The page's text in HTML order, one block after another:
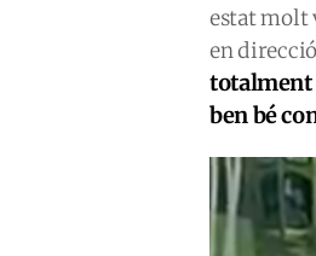
estat molt
en
totalment
ben bé